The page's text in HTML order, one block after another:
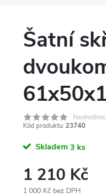
Šatní
Kód produktu: 23740
Skladem 3 ks
1 210 Kč
1 000 Kč bez DPH